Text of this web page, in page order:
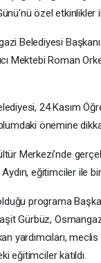
özel etkinlikler
Belediyesi
Mektebi Roman
24 Kasım
önemine
Merkezi’nde
Aydın, eğitimciler ile
programa
Gürbüz,
yardımcıları,
eğitimciler katıldı.